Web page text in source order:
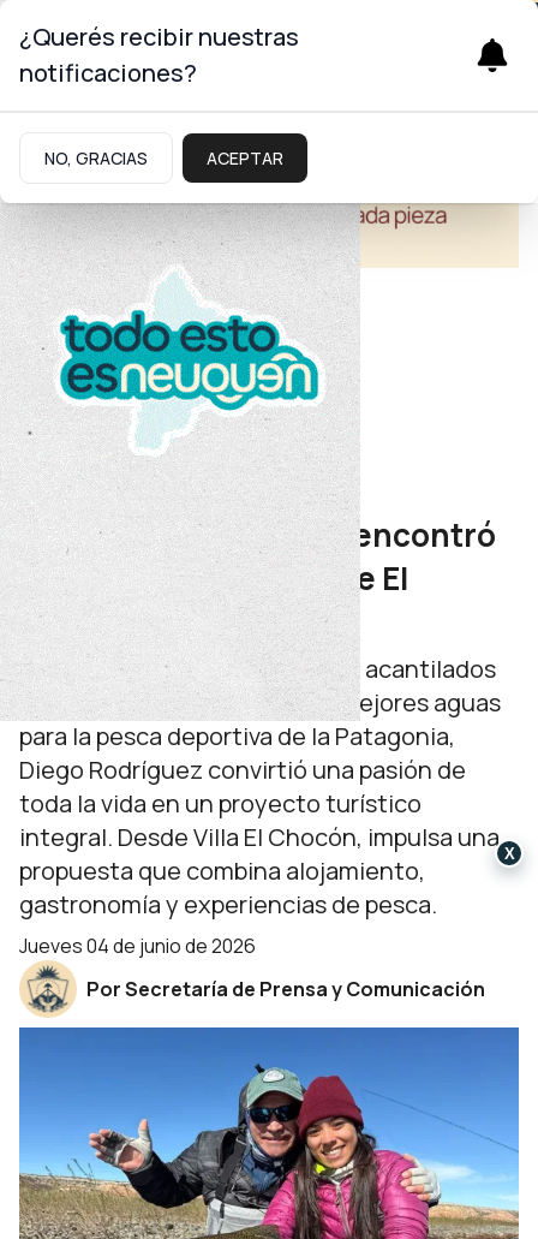
Turismo
Prestadores turísticos
La pasión por la pesca encontró
su lugar junto al lago de El
Chocón
Entre atardeceres irrepetibles, acantilados
imponentes y algunas de las mejores aguas
para la pesca deportiva de la Patagonia,
Diego Rodríguez convirtió una pasión de
toda la vida en un proyecto turístico
integral. Desde Villa El Chocón, impulsa una
propuesta que combina alojamiento,
gastronomía y experiencias de pesca.
jueves 04 de junio de 2026
Por Secretaría de Prensa y Comunicación
¿Querés recibir nuestras
notificaciones?
NO, GRACIAS ACEPTAR
X